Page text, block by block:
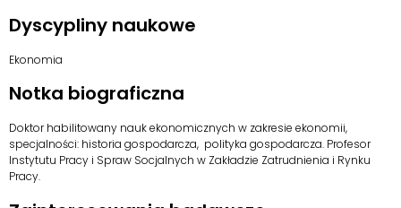
Dyscypliny naukowe
Ekonomia
Notka biograficzna
Doktor habilitowany nauk ekonomicznych w zakresie ekonomii,
specjalności: historia gospodarcza, polityka gospodarcza. Profesor
Instytutu Pracy i Spraw Socjalnych w Zakładzie Zatrudnienia i Rynku
Pracy.